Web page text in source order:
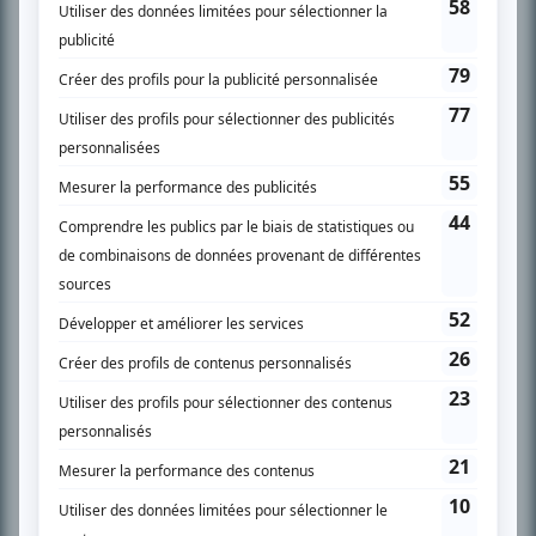
spécialité: la télé québécoise. On peut l’entendre régulièrement commenter
l’actualité télévisuelle au 98,5.
SUR LE RÉSEAU BIZZ MÉDIA
Liste des comédiens